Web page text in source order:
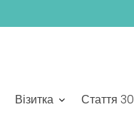
Візитка
Стаття 30